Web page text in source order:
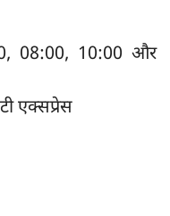
08:00, 10:00 और
एक्सप्रेस